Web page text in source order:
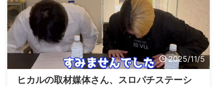
2025/11/5
ヒカルの取材媒体さん、スロパチステーシ